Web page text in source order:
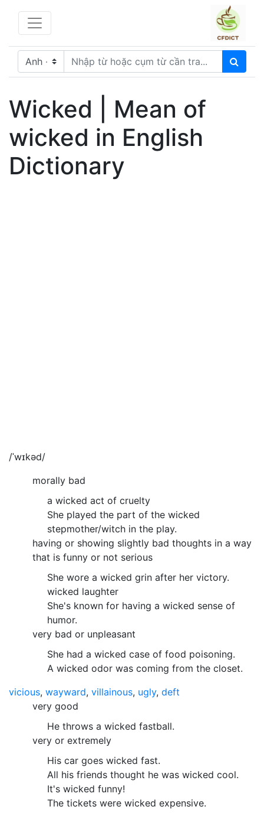
Wicked | Mean of
wicked in English
Dictionary
/ˈwɪkəd/
morally bad
a wicked act of cruelty
She played the part of the wicked
stepmother/witch in the play.
having or showing slightly bad thoughts in a way
that is funny or not serious
She wore a wicked grin after her victory.
wicked laughter
She's known for having a wicked sense of
humor.
very bad or unpleasant
She had a wicked case of food poisoning.
A wicked odor was coming from the closet.
vicious, wayward, villainous, ugly, deft
very good
He throws a wicked fastball.
very or extremely
His car goes wicked fast.
All his friends thought he was wicked cool.
It's wicked funny!
The tickets were wicked expensive.